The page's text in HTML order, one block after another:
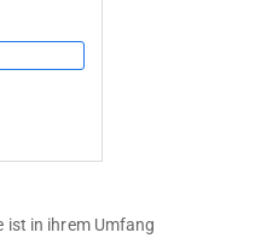
ist in ihrem Umfang